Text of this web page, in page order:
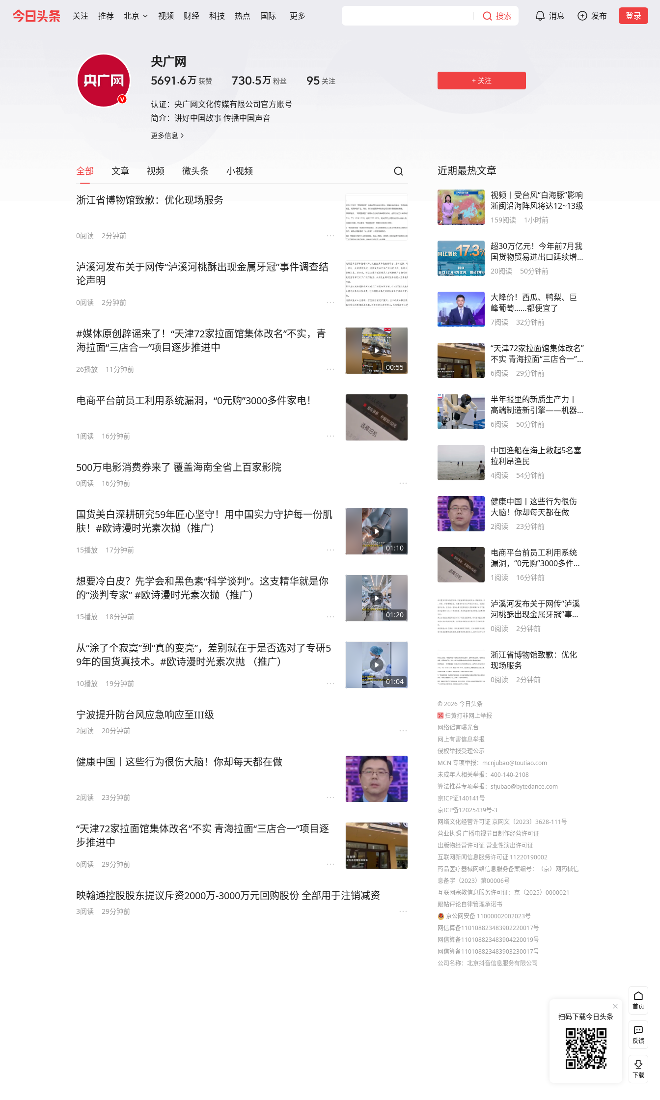
关注 推荐 北京 视频 财经 科技 热点 国际 更多 搜索 消息 发布 登录
央广网
5691.6万 获赞 730.5万 粉丝 95 关注
认证： 央广网文化传媒有限公司官方账号
简介： 讲好中国故事 传播中国声音
更多信息
关注
全部 文章 视频 微头条 小视频
浙江省博物馆致歉：优化现场服务
0阅读 2分钟前
泸溪河发布关于网传“泸溪河桃酥出现金属牙冠”事件调查结
论声明
0阅读 2分钟前
00:55
#媒体原创辟谣来了！“天津72家拉面馆集体改名”不实，青
海拉面“三店合一”项目逐步推进中
26播放 11分钟前
电商平台前员工利用系统漏洞，“0元购”3000多件家电！
1 阅读 16分钟前
500万电影消费券来了 覆盖海南全省上百家影院
0阅读 16分钟前
01:10
国货美白深耕研究59年匠心坚守！用中国实力守护每一份肌
肤！#欧诗漫时光素次抛（推广）
15播放 17分钟前
01:20
想要冷白皮？先学会和黑色素“科学谈判”。这支精华就是你
的“淡判专家” #欧诗漫时光素次抛（推广）
15播放 18分钟前
01:04
从“涂了个寂寞”到“真的变亮”，差别就在于是否选对了专研5
9年的国货真技术。#欧诗漫时光素次抛 （推广）
10播放 19分钟前
宁波提升防台风应急响应至III级
2阅读 20分钟前
健康中国丨这些行为很伤大脑！你却每天都在做
2阅读 23分钟前
“天津72家拉面馆集体改名”不实 青海拉面“三店合一”项目逐
步推进中
6阅读 29分钟前
映翰通控股股东提议斥资2000万-3000万元回购股份 全部用于注销减资
3阅读 29分钟前
近期最热文章
视频丨受台风“白海豚”影响
浙闽沿海阵风将达12~13级
159阅读 1小时前
超30万亿元！今年前7月我
国货物贸易进出口延续增
长态势
20阅读 50分钟前
大降价！西瓜、鸭梨、巨
峰葡萄……都便宜了
7阅读 32分钟前
“天津72家拉面馆集体改名”
不实 青海拉面“三店合一”
项目逐步推进中
6阅读 29分钟前
半年报里的新质生产力丨
高端制造新引擎——机器
人赛道走向业绩兑现
6阅读 50分钟前
中国渔船在海上救起5名塞
拉利昂渔民
4阅读 54分钟前
健康中国丨这些行为很伤
大脑！你却每天都在做
2阅读 23分钟前
电商平台前员工利用系统
漏洞，“0元购”3000多件家
电！
1 阅读 16分钟前
泸溪河发布关于网传“泸溪
河桃酥出现金属牙冠”事件
调查结论声明
0阅读 2分钟前
浙江省博物馆致歉：优化
现场服务
0阅读 2分钟前
©2026今日头条
扫黄打非网上举报
网络谣言曝光台
网上有害信息举报
侵权举报受理公示
MCN 专项举报：mcnjubao@toutiao.com
未成年人相关举报：400-140-2108
算法推荐专项举报：sfjubao@bytedance.com
京ICP证140141号
京ICP备12025439号-3
网络文化经营许可证 京网文〔2023〕3628-111号
营业执照 广播电视节目制作经营许可证
出版物经营许可证 营业性演出许可证
互联网新闻信息服务许可证 11220190002
药品医疗器械网络信息服务备案编号：（京）网药械信
息备字（2023）第00006号
互联网宗教信息服务许可证：京（2025）0000021
跟帖评论自律管理承诺书
京公网安备 11000002002023号
网信算备110108823483902220017号
网信算备110108823483904220019号
网信算备110108823483903230017号
公司名称：北京抖音信息服务有限公司
首页
反馈
下载
扫码下载今日头条